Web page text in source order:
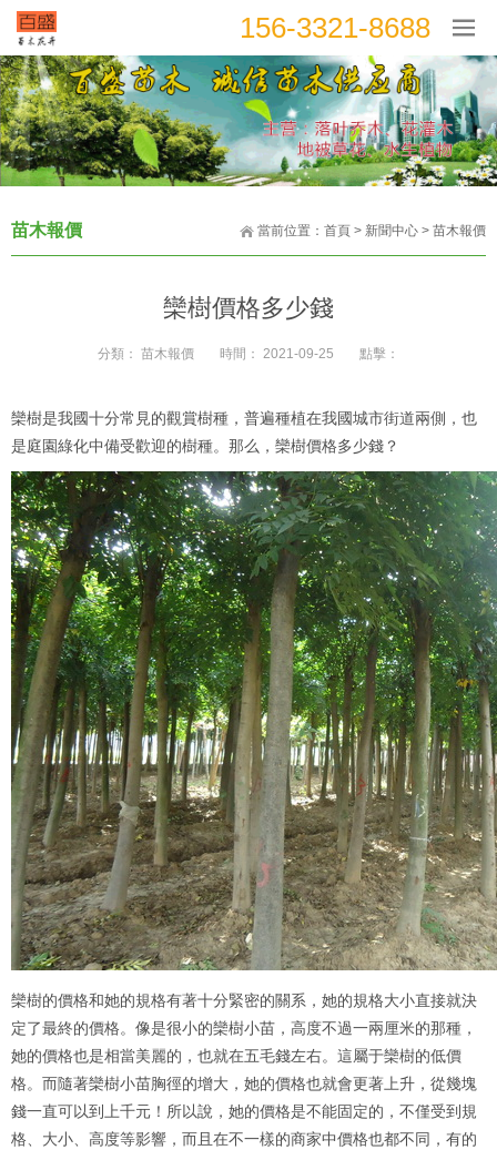
156-3321-8688
當前位置： 首頁 > 新聞中心 > 苗木報價
苗木報價
欒樹價格多少錢
分類： 苗木報價 時間： 2021-09-25 點擊：
欒樹是我國十分常見的觀賞樹種，普遍種植在我國城市街道兩側，也
是庭園綠化中備受歡迎的樹種。那么，欒樹價格多少錢？
欒樹的價格和她的規格有著十分緊密的關系，她的規格大小直接就決
定了最終的價格。像是很小的欒樹小苗，高度不過一兩厘米的那種，
她的價格也是相當美麗的，也就在五毛錢左右。這屬于欒樹的低價
格。而隨著欒樹小苗胸徑的增大，她的價格也就會更著上升，從幾塊
錢一直可以到上千元！所以說，她的價格是不能固定的，不僅受到規
格、大小、高度等影響，而且在不一樣的商家中價格也都不同，有的